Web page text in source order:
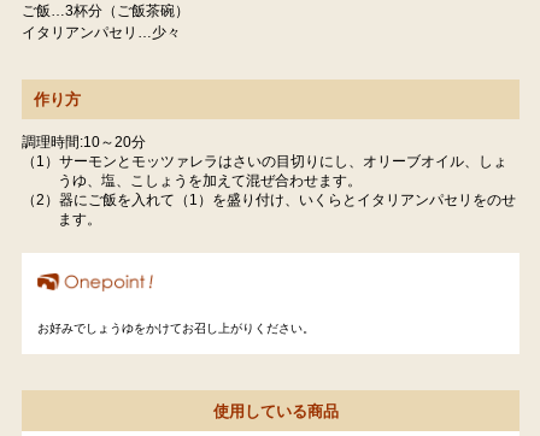
ご飯…3杯分（ご飯茶碗）
イタリアンパセリ…少々
作り方
調理時間:10～20分
（1）サーモンとモッツァレラはさいの目切りにし、オリーブオイル、しょ
うゆ、塩、こしょうを加えて混ぜ合わせます。
（2）器にご飯を入れて（1）を盛り付け、いくらとイタリアンパセリをのせ
ます。
お好みでしょうゆをかけてお召し上がりください。
使用している商品